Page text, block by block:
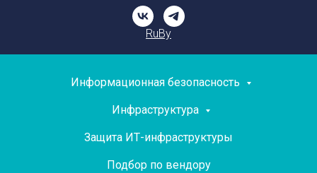
RuBy
Информационная безопасность
Инфраструктура
Защита ИТ-инфраструктуры
Подбор по вендору